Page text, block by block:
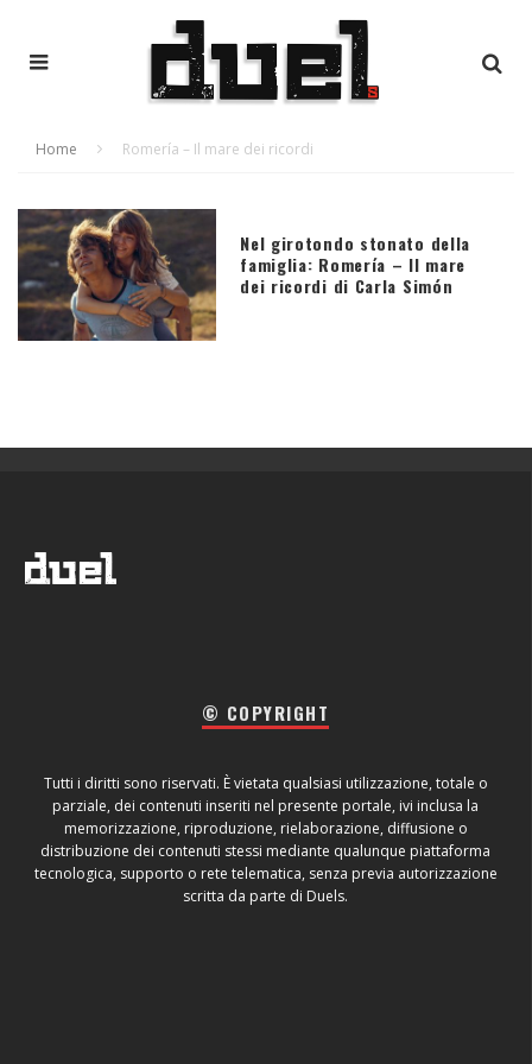
Home Romería – Il mare dei ricordi
Nel girotondo stonato della
famiglia: Romería – Il mare
dei ricordi di Carla Simón
© COPYRIGHT
Tutti i diritti sono riservati. È vietata qualsiasi utilizzazione, totale o
parziale, dei contenuti inseriti nel presente portale, ivi inclusa la
memorizzazione, riproduzione, rielaborazione, diffusione o
distribuzione dei contenuti stessi mediante qualunque piattaforma
tecnologica, supporto o rete telematica, senza previa autorizzazione
scritta da parte di Duels.